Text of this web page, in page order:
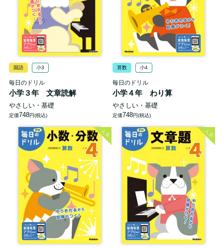
国語 小3
毎日のドリル
小学３年 文章読解
やさしい・基礎
定価748円(税込)
算数 小4
毎日のドリル
小学４年 わり算
やさしい・基礎
定価748円(税込)
人気 人気